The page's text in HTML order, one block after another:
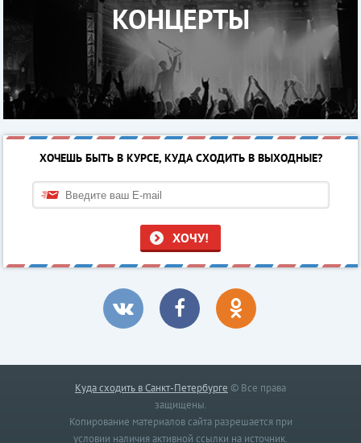
КОНЦЕРТЫ
ХОЧЕШЬ БЫТЬ В КУРСЕ, КУДА СХОДИТЬ В ВЫХОДНЫЕ?
ХОЧУ!
Куда сходить в Санкт-Петербурге © Все права
защищены.
Копирование материалов сайта разрешается при
условии наличия активной ссылки на источник.